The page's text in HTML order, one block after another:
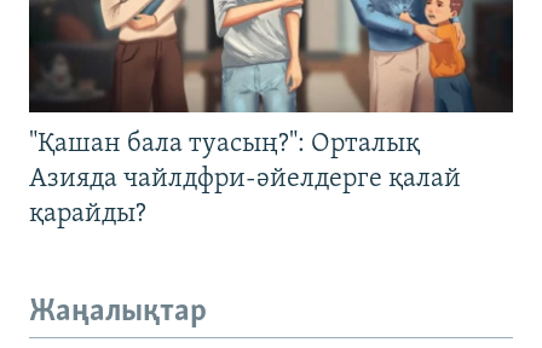
"Қашан бала туасың?": Орталық
Азияда чайлдфри-әйелдерге қалай
қарайды?
Жаңалықтар